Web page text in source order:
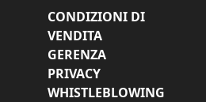
CONDIZIONI DI
VENDITA
GERENZA
PRIVACY
WHISTLEBLOWING